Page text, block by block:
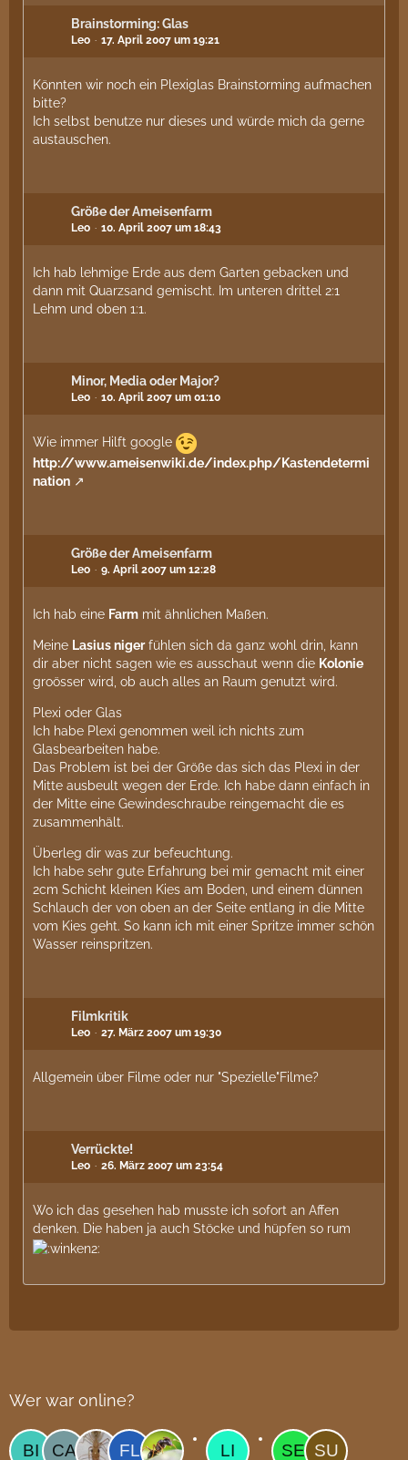
Brainstorming: Glas
Leo 17. April 2007 um 19:21
Könnten wir noch ein Plexiglas Brainstorming aufmachen
bitte?
Ich selbst benutze nur dieses und würde mich da gerne
austauschen.
Größe der Ameisenfarm
Leo 10. April 2007 um 18:43
Ich hab lehmige Erde aus dem Garten gebacken und
dann mit Quarzsand gemischt. Im unteren drittel 2:1
Lehm und oben 1:1.
Minor, Media oder Major?
Leo 10. April 2007 um 01:10
Wie immer Hilft google
http://www.ameisenwiki.de/index.php/Kastendetermi
nation
Größe der Ameisenfarm
Leo 9. April 2007 um 12:28
Ich hab eine Farm mit ähnlichen Maßen.
Meine Lasius nigerfühlen sich da ganz wohl drin, kann
dir aber nicht sagen wie es ausschaut wenn die Kolonie
groösser wird, ob auch alles an Raum genutzt wird.
Plexi oder Glas
Ich habe Plexi genommen weil ich nichts zum
Glasbearbeiten habe.
Das Problem ist bei der Größe das sich das Plexi in der
Mitte ausbeult wegen der Erde. Ich habe dann einfach in
der Mitte eine Gewindeschraube reingemacht die es
zusammenhält.
Überleg dir was zur befeuchtung.
Ich habe sehr gute Erfahrung bei mir gemacht mit einer
2cm Schicht kleinen Kies am Boden, und einem dünnen
Schlauch der von oben an der Seite entlang in die Mitte
vom Kies geht. So kann ich mit einer Spritze immer schön
Wasser reinspritzen.
Filmkritik
Leo 27. März 2007 um 19:30
Allgemein über Filme oder nur "Spezielle"Filme?
Verrückte!
Leo 26. März 2007 um 23:54
Wo ich das gesehen hab musste ich sofort an Affen
denken. Die haben ja auch Stöcke und hüpfen so rum
Wer war online?